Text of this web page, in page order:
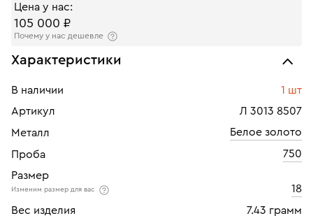
Цена у нас:
105 000 ₽
Почему у нас дешевле
Характеристики
В наличии
1 шт
Артикул
Л 3013 8507
Металл
Белое золото
Проба
750
Размер
Изменим размер для вас
18
Вес изделия
7.43 грамм